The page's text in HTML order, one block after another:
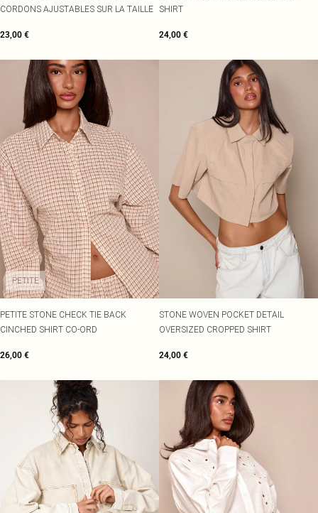
CORDONS AJUSTABLES SUR LA TAILLE
23,00 €
SHIRT
24,00 €
PETITE
PETITE STONE CHECK TIE BACK
CINCHED SHIRT CO-ORD
26,00 €
STONE WOVEN POCKET DETAIL
OVERSIZED CROPPED SHIRT
24,00 €